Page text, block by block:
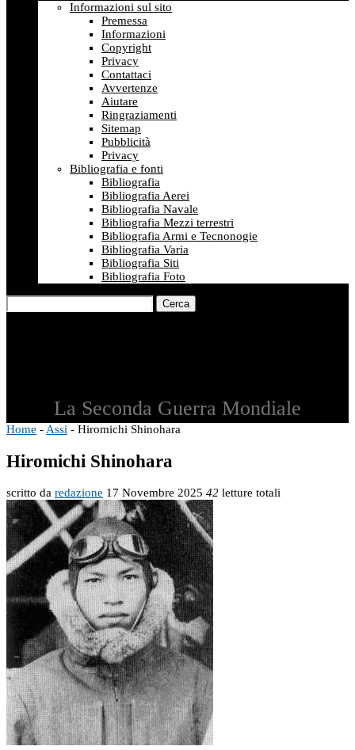
Informazioni sul sito
Premessa
Informazioni
Copyright
Privacy
Contattaci
Avvertenze
Aiutare
Ringraziamenti
Sitemap
Pubblicità
Privacy
Bibliografia e fonti
Bibliografia
Bibliografia Aerei
Bibliografia Navale
Bibliografia Mezzi terrestri
Bibliografia Armi e Tecnonogie
Bibliografia Varia
Bibliografia Siti
Bibliografia Foto
Cerca
La Seconda Guerra Mondiale
Home - Assi - Hiromichi Shinohara
Hiromichi Shinohara
scritto da redazione 17 Novembre 2025 42 letture totali